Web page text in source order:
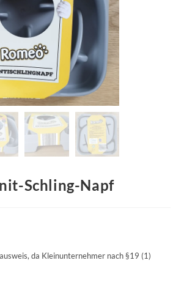
Schling-Napf
da Kleinunternehmer nach §19 (1)